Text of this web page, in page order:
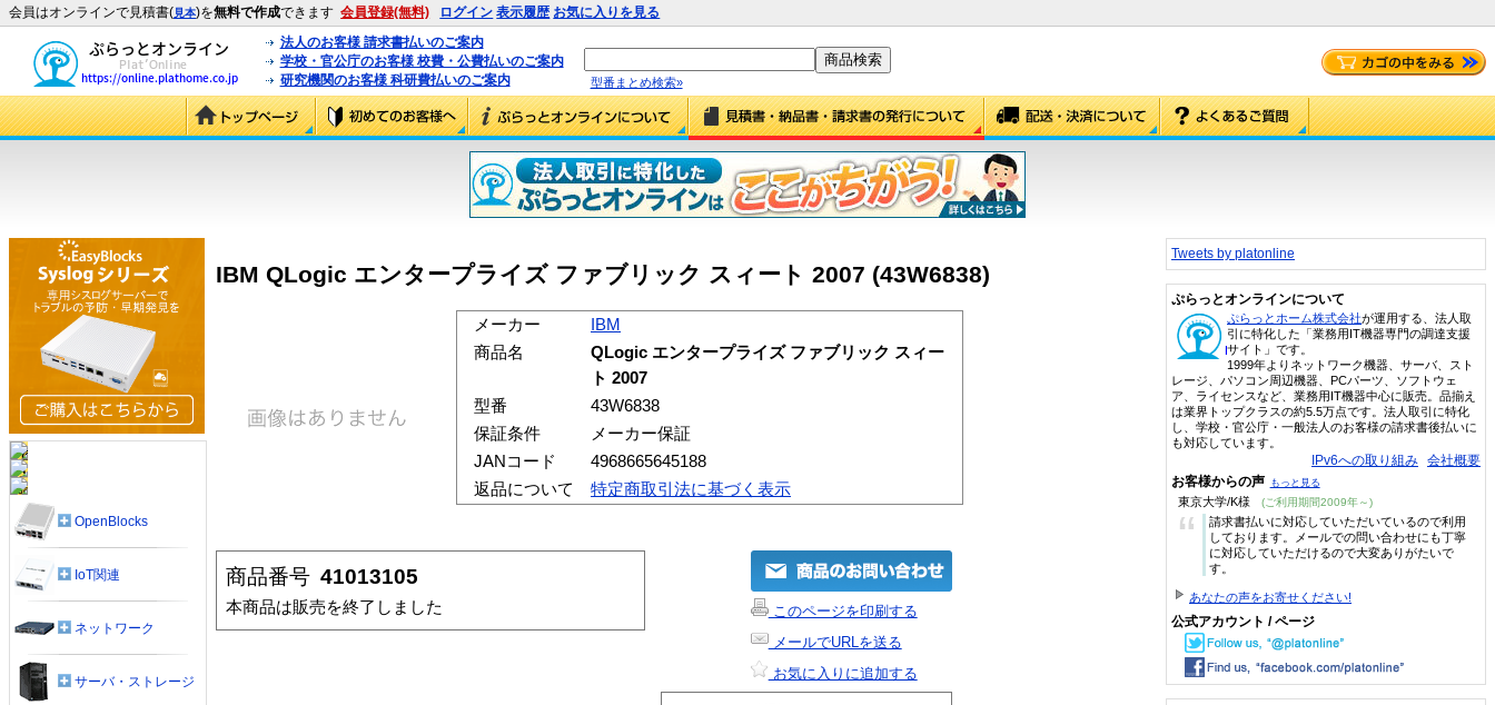
会員はオンラインで見積書(見本)を無料で作成できます 会員登録(無料) ログイン 表示履歴 お気に入りを見る
法人のお客様 請求書払いのご案内
学校・官公庁のお客様 校費・公費払いのご案内
研究機関のお客様 科研費払いのご案内
型番まとめ検索»
IBM QLogic エンタープライズ ファブリック スィート 2007 (43W6838)
メーカー
IBM
商品名
QLogic エンタープライズ ファブリック スィー
ト 2007
型番
43W6838
保証条件
メーカー保証
JANコード
4968665645188
返品について
特定商取引法に基づく表示
商品番号 41013105
本商品は販売を終了しました
このページを印刷する
メールでURLを送る
お気に入りに追加する
OpenBlocks
IoT関連
ネットワーク
サーバ・ストレージ
Tweets by platonline
ぷらっとオンラインについて
ぷらっとホーム株式会社が運用する、法人取
引に特化した「業務用IT機器専門の調達支援
サイト」です。
1999年よりネットワーク機器、サーバ、スト
レージ、パソコン周辺機器、PCパーツ、ソフトウェ
ア、ライセンスなど、業務用IT機器中心に販売。品揃え
は業界トップクラスの約5.5万点です。法人取引に特化
し、学校・官公庁・一般法人のお客様の請求書後払いに
も対応しています。
IPv6への取り組み 会社概要
お客様からの声 もっと見る
東京大学/K様 (ご利用期間2009年～)
“
請求書払いに対応していただいているので利用
しております。メールでの問い合わせにも丁寧
に対応していただけるので大変ありがたいで
す。
あなたの声をお寄せください!
公式アカウント / ページ